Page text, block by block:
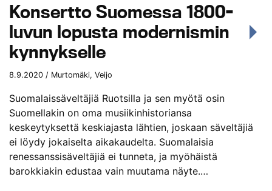
Konsertto Suomessa 1800-
luvun lopusta modernismin
kynnykselle
8.9.2020 / Murtomäki, Veijo
Suomalaissäveltäjiä Ruotsilla ja sen myötä osin
Suomellakin on oma musiikinhistoriansa
keskeytyksettä keskiajasta lähtien, joskaan säveltäjiä
ei löydy jokaiselta aikakaudelta. Suomalaisia
renessanssisäveltäjiä ei tunneta, ja myöhäistä
barokkiakin edustaa vain muutama näyte.…